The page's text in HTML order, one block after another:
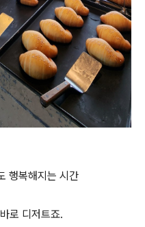
행복해지는 시간
로 디저트죠.